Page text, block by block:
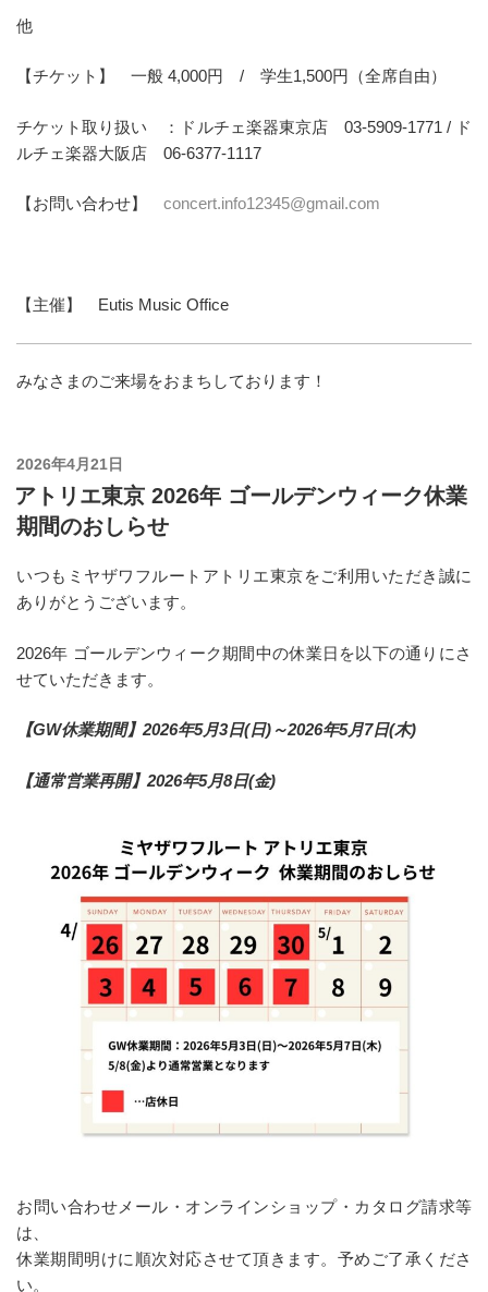
他
【チケット】 一般 4,000円 / 学生1,500円（全席自由）
チケット取り扱い ：ドルチェ楽器東京店 03-5909-1771 / ド
ルチェ楽器大阪店 06-6377-1117
【お問い合わせ】 concert.info12345@gmail.com
【主催】 Eutis Music Office
みなさまのご来場をおまちしております！
投
稿
日:
2026年4月21日
アトリエ東京 2026年 ゴールデンウィーク休業
期間のおしらせ
いつもミヤザワフルートアトリエ東京をご利用いただき誠に
ありがとうございます。
2026年 ゴールデンウィーク期間中の休業日を以下の通りにさ
せていただきます。
【GW休業期間】2026年5月3日(日)～2026年5月7日(木)
【通常営業再開】2026年5月8日(金)
お問い合わせメール・オンラインショップ・カタログ請求等
は、
休業期間明けに順次対応させて頂きます。予めご了承くださ
い。